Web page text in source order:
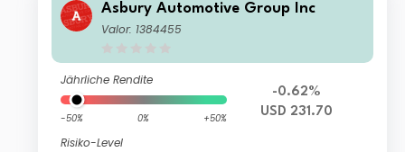
Asbury Automotive Group Inc
Valor: 1384455
Jährliche Rendite
-50% 0% +50%
Risiko-Level
-0.62%
USD 231.70